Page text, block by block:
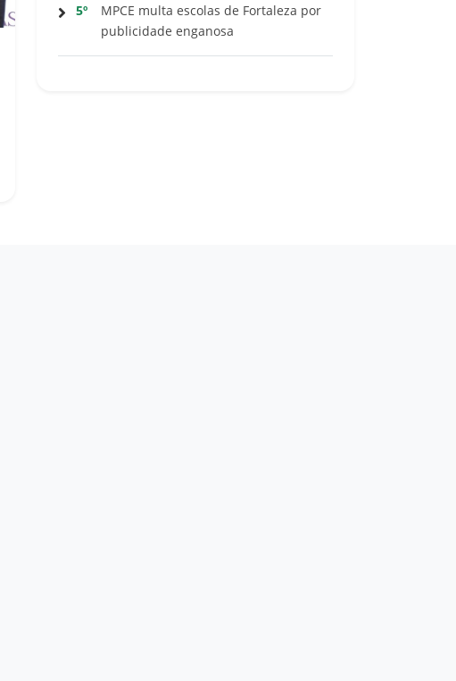
5º
MPCE multa escolas de Fortaleza por
publicidade enganosa